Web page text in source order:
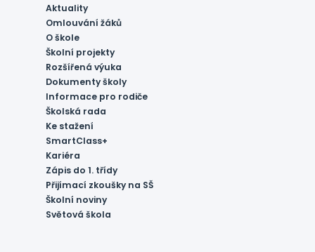
Aktuality
Omlouvání žáků
O škole
Školní projekty
Rozšířená výuka
Dokumenty školy
Informace pro rodiče
Školská rada
Ke stažení
SmartClass+
Kariéra
Zápis do 1. třídy
Přijímací zkoušky na SŠ
Školní noviny
Světová škola